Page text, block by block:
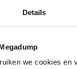
Details
we cookies en